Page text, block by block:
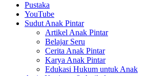
Pustaka
YouTube
Sudut Anak Pintar
Artikel Anak Pintar
Belajar Seru
Cerita Anak Pintar
Karya Anak Pintar
Edukasi Hukum untuk Anak